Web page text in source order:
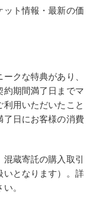
ット情報・最新の価
クな特典があり、
約期間満了日までマ
用いただいたこと
了日にお客様の消費
蔵寄託の購入取引
いとなります）。詳
。